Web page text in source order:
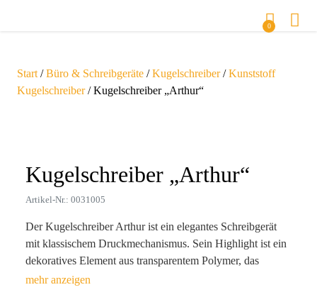
0
Start /Büro & Schreibgeräte /Kugelschreiber/Kunststoff
Kugelschreiber/ Kugelschreiber „Arthur“
Kugelschreiber „Arthur“
Artikel-Nr.: 0031005
Der Kugelschreiber Arthur ist ein elegantes Schreibgerät
mit klassischem Druckmechanismus. Sein Highlight ist ein
dekoratives Element aus transparentem Polymer, das
harmonisch mit dem sanft abgerundeten Clip verbunden ist.